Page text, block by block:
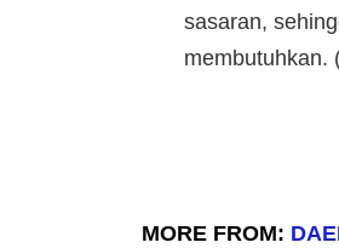
sasaran,
membutuhkan.
MORE FROM: